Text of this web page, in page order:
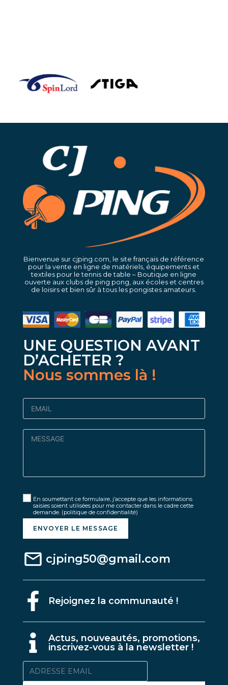
Bienvenue sur cjping.com, le site français de référence
pour la vente en ligne de matériels, équipements et
textiles pour le tennis de table – Boutique en ligne
ouverte aux clubs de ping pong, aux écoles et centres
de loisirs et bien sûr à tous les pongistes amateurs.
UNE QUESTION AVANT
D’ACHETER ?
Nous sommes là !
En soumettant ce formulaire, j’accepte que les informations
saisies soient utilisées pour me contacter dans le cadre cette
demande. (politique de confidentialité)
ENVOYER LE MESSAGE
cjping50@gmail.com
Rejoignez la communauté !
Actus, nouveautés, promotions,
inscrivez-vous à la newsletter !